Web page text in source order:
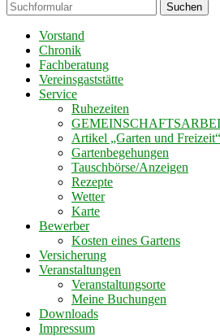
Suchen
Vorstand
Chronik
Fachberatung
Vereinsgaststätte
Service
Ruhezeiten
Artikel „Garten und Freizeit“
Gartenbegehungen
Tauschbörse/Anzeigen
Rezepte
Wetter
Karte
Bewerber
Kosten eines Gartens
Versicherung
Veranstaltungen
Veranstaltungsorte
Meine Buchungen
Downloads
Impressum